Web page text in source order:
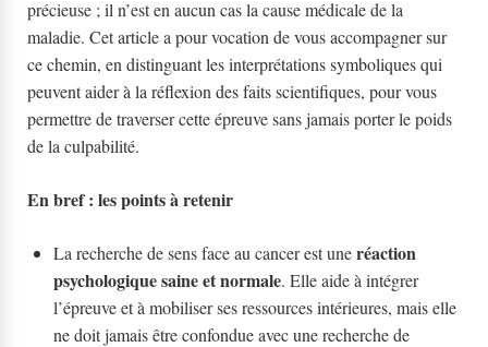
précieuse ; il n’est en aucun cas la cause médicale de la
maladie. Cet article a pour vocation de vous accompagner sur
ce chemin, en distinguant les interprétations symboliques qui
peuvent aider à la réflexion des faits scientifiques, pour vous
permettre de traverser cette épreuve sans jamais porter le poids
de la culpabilité.
En bref : les points à retenir
La recherche de sens face au cancer est uneréaction
psychologique saine et normale. Elle aide à intégrer
l’épreuve et à mobiliser ses ressources intérieures, mais elle
ne doit jamais être confondue avec une recherche de